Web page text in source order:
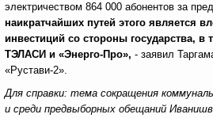
электричеством 864 000 абонентов за
наикратчайших путей этого является
инвестиций со стороны государства,
ТЭЛАСИ и «Энерго-Про», - заявил
«Рустави-2».
Для справки: тема сокращения
и среди предвыборных обещаний